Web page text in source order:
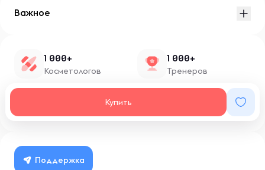
Купить
Важное
1 000+
Косметологов
1 000+
Тренеров
Поддержка